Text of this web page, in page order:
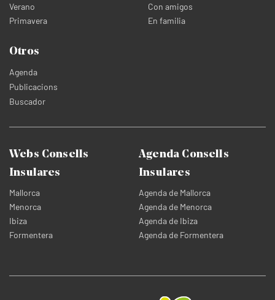
Verano
Primavera
Con amigos
En familia
Otros
Agenda
Publicacions
Buscador
Webs Consells
Insulares
Mallorca
Menorca
Ibiza
Formentera
Agenda Consells
Insulares
Agenda de Mallorca
Agenda de Menorca
Agenda de Ibiza
Agenda de Formentera